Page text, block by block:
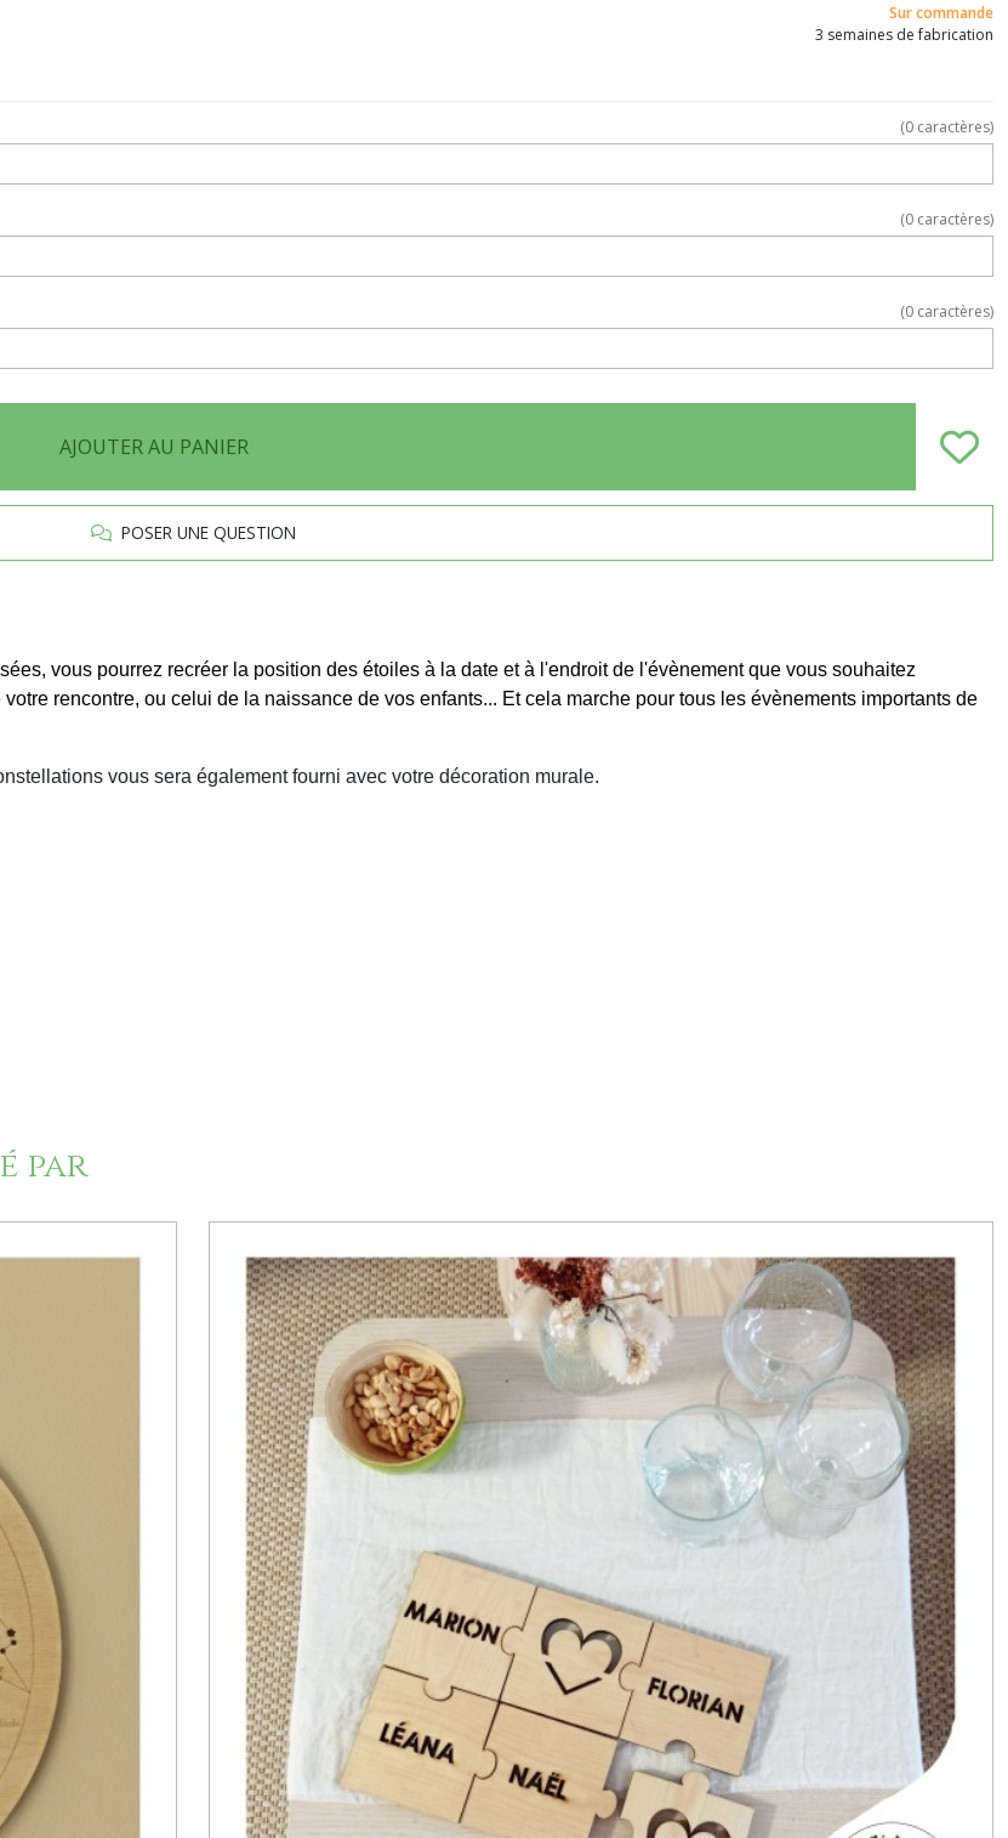
Sur commande
3 semaines de fabrication
(0 caractères)
(0 caractères)
(0 caractères)
AJOUTER AU PANIER
POSER UNE QUESTION
vous pourrez recréer la position des étoiles à la date et à l'endroit de l'évènement que vous souhaitez
rencontre, ou celui de la naissance de vos enfants... Et cela marche pour tous les évènements importants de
vous sera également fourni avec votre décoration murale.
par